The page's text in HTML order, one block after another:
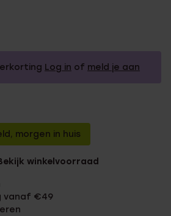
Log in of meld je aan
morgen in huis
winkelvoorraad
vanaf €49